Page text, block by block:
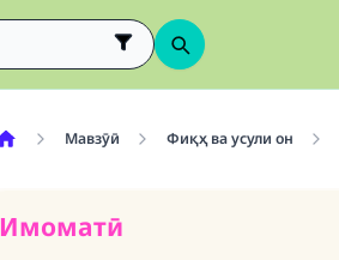
Мавзӯӣ Фиқҳ ва усули он
Имоматӣ